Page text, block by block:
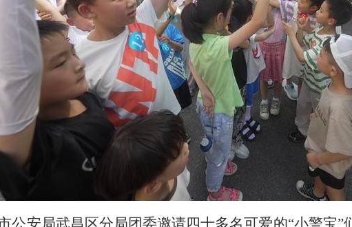
公安局武昌区分局团委邀请四十多名可爱的“小警宝